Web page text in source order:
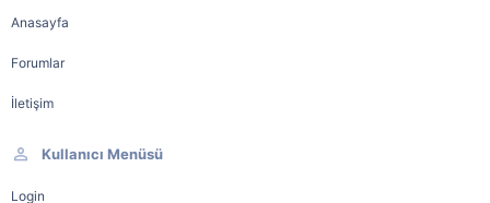
Anasayfa
Forumlar
İletişim
Kullanıcı Menüsü
Login